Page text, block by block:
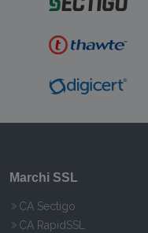
Marchi SSL
CA Sectigo
CA RapidSSL